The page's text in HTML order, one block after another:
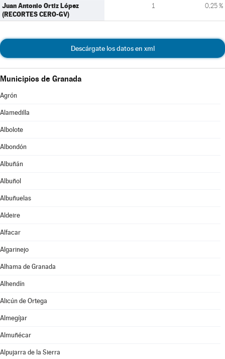
Juan Antonio Ortiz López
(RECORTES CERO-GV)
1 0,25 %
Descárgate los datos en xml
Municipios de Granada
Agrón
Alamedilla
Albolote
Albondón
Albuñán
Albuñol
Albuñuelas
Aldeire
Alfacar
Algarinejo
Alhama de Granada
Alhendín
Alicún de Ortega
Almegíjar
Almuñécar
Alpujarra de la Sierra